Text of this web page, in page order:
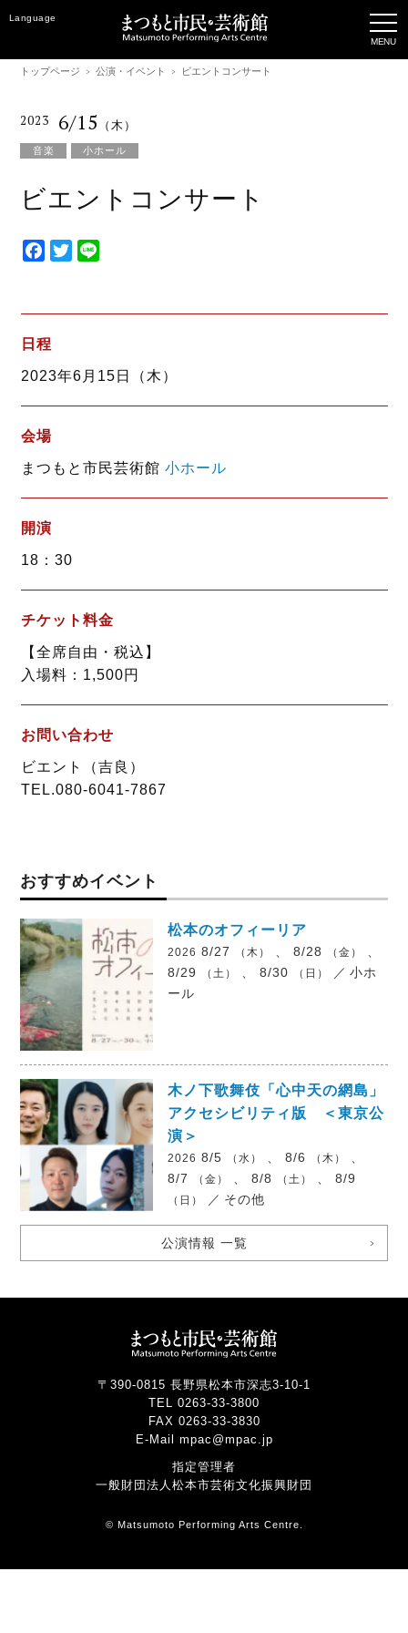
Language
トップページ 公演・イベント ビエントコンサート
2023 6/15 （木）
音楽 小ホール
ビエントコンサート
F
e
b
o
k
T
t
r
e
日程
2023年6月15日（木）
会場
まつもと市民芸術館 小ホール
開演
18：30
チケット料金
【全席自由・税込】
入場料：1,500円
お問い合わせ
ビエント（吉良）
TEL.080-6041-7867
おすすめイベント
松本のオフィーリア
2026 8/27 （木） 、 8/28 （金）
8/29
（土） 、 8/30 （日） ／ 小ホ
ール
木ノ下歌舞伎「心中天の網島」
アクセシビリティ版 ＜東京公
演＞
2026 8/5 （水） 、 8/6 （木）
8/7
（金） 、 8/8 （土） 、 8/9
（日） ／ その他
公演情報 一覧
〒390-0815 長野県松本市深志3-10-1
TEL 0263-33-3800
FAX 0263-33-3830
E-Mail mpac@mpac.jp
指定管理者
一般財団法人松本市芸術文化振興財団
© Matsumoto Performing Arts Centre.